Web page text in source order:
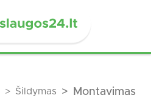
Šildymas Montavimas